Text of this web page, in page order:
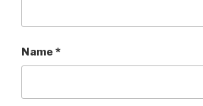
Name *